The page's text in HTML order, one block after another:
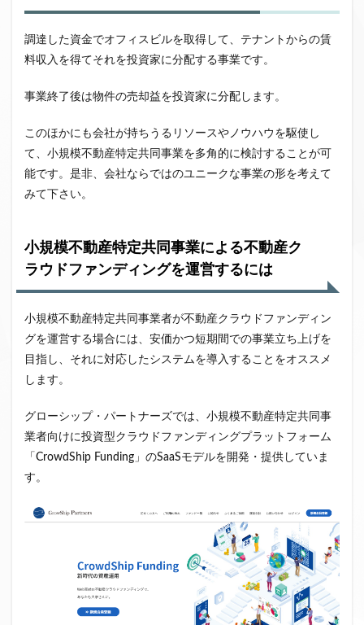
調達した資金でオフィスビルを取得して、テナントからの賃
料収入を得てそれを投資家に分配する事業です。
事業終了後は物件の売却益を投資家に分配します。
このほかにも会社が持ちうるリソースやノウハウを駆使し
て、小規模不動産特定共同事業を多角的に検討することが可
能です。是非、会社ならではのユニークな事業の形を考えて
みて下さい。
小規模不動産特定共同事業による不動産ク
ラウドファンディングを運営するには
小規模不動産特定共同事業者が不動産クラウドファンディン
グを運営する場合には、安価かつ短期間での事業立ち上げを
目指し、それに対応したシステムを導入することをオススメ
します。
グローシップ・パートナーズでは、小規模不動産特定共同事
業者向けに投資型クラウドファンディングプラットフォーム
「CrowdShip Funding」のSaaSモデルを開発・提供していま
す。